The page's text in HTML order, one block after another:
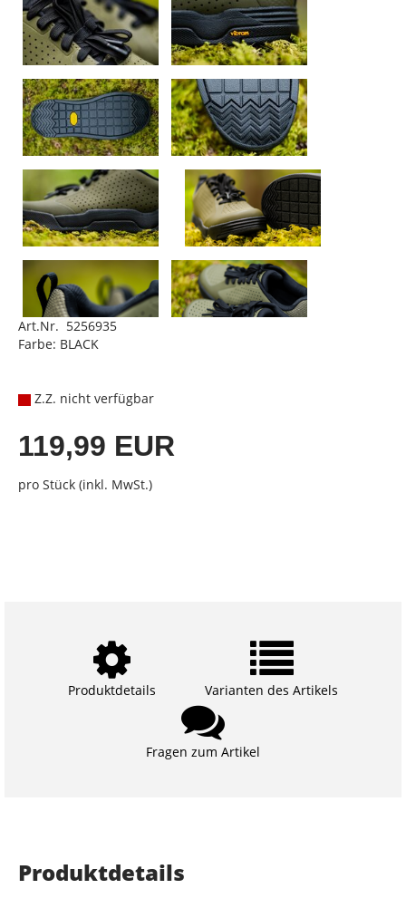
Art.Nr. 5256935
Farbe: BLACK
Z.Z. nicht verfügbar
119,99 EUR
pro Stück (inkl. MwSt.)
Produktdetails Varianten des Artikels
Fragen zum Artikel
Produktdetails